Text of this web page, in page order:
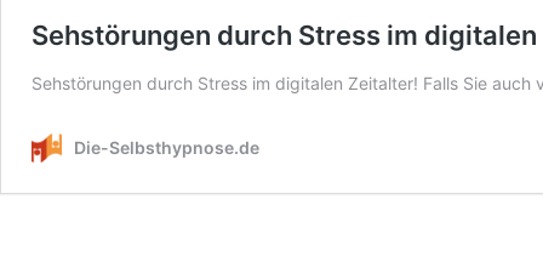
Sehstörungen durch Stress im
Sehstörungen durch Stress im digitalen Zeitalter! Falls Sie
Die-Selbsthypnose.de